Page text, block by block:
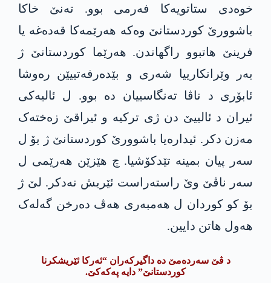
خوەدی ستاتویەکا فەرمی بوو. تەنێ خاکا
باشوورێ کوردستانێ وەکە ھەرێمەکا قەدەغە یا
فرینێ ھاتبوو راگھاندن. ھەرێما کوردستانێ ژ
بەر وێرانکارییا شەری و بێدەرفەتییێن رەوشا
ئابۆری د ناڤا تەنگاسییان دە بوو. ل ئالیەکی
ئیران د ئالییێ دن ژی ترکیە و ئیراقێ زەختەک
مەزن دکر. ئیدارەیا باشوورێ کوردستانێ ژ بۆ ل
سەر پیان بمینە تێدکۆشیا. چ ھێزێن ھەرێمی ل
سەر ناڤێ وێ راستەراست ئێریش نەدکر. لێ ژ
بۆ کو کوردان ل ھەمبەری ھەڤ دەرخن گەلەک
ھەول ھاتن دایین.
د ڤێ سەردەمێ دە داگیرکەران “ئەرکا ئێریشکرنا
کوردستانێ” دایە پەکەکێ.